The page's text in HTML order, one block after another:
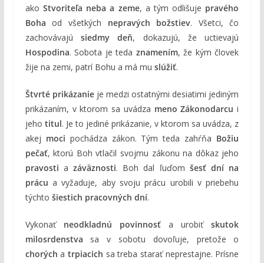
ako Stvoriteľa neba a zeme, a tým odlišuje pravého
Boha od všetkých nepravých božstiev. Všetci, čo
zachovávajúsiedmy deň, dokazujú, že uctievajú
Hospodina. Sobota je teda znamením, že kým človek
žije na zemi, patrí Bohu a má mu slúžiť.
Štvrté prikázanieje medzi ostatnými desiatimi jediným
prikázaním, v ktorom sa uvádza meno Zákonodarcu i
jeho titul. Je to jediné prikázanie, v ktorom sa uvádza, z
akej moci pochádza zákon. Tým teda zahŕňa Božiu
pečať, ktorú Boh vtlačil svojmu zákonu na dôkaz jeho
pravosti azáväznosti. Boh dal ľuďom šesť dní na
prácu a vyžaduje, aby svoju prácu urobili v priebehu
týchto šiestich pracovných dní.
Vykonať neodkladnú povinnosťa urobiťskutok
milosrdenstva sa v sobotu dovoľuje, pretože o
chorých atrpiacich sa treba starať neprestajne. Prísne